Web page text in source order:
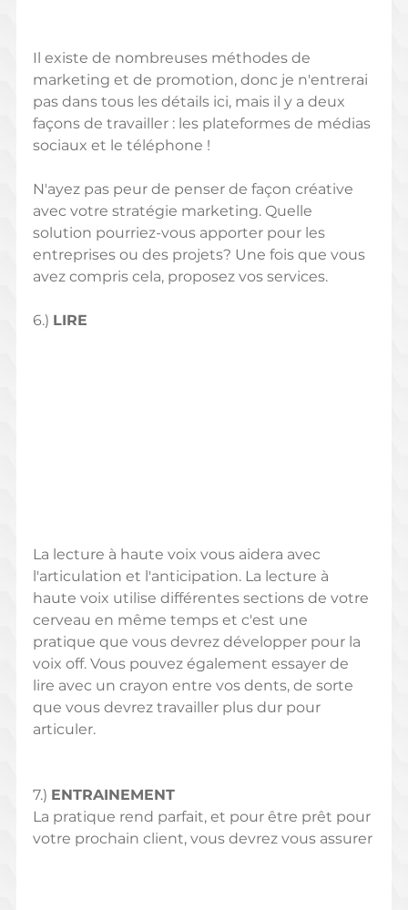
Il existe de nombreuses méthodes de
marketing et de promotion, donc je n'entrerai
pas dans tous les détails ici, mais il y a deux
façons de travailler : les plateformes de médias
sociaux et le téléphone !
N'ayez pas peur de penser de façon créative
avec votre stratégie marketing. Quelle
solution pourriez-vous apporter pour les
entreprises ou des projets? Une fois que vous
avez compris cela, proposez vos services.
6.) LIRE
La lecture à haute voix vous aidera avec
l'articulation et l'anticipation. La lecture à
haute voix utilise différentes sections de votre
cerveau en même temps et c'est une
pratique que vous devrez développer pour la
voix off. Vous pouvez également essayer de
lire avec un crayon entre vos dents, de sorte
que vous devrez travailler plus dur pour
articuler.
7.) ENTRAINEMENT
La pratique rend parfait, et pour être prêt pour
votre prochain client, vous devrez vous assurer